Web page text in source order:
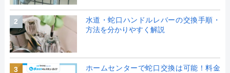
2
水道・蛇口ハンドルレバーの交換手順・
方法を分かりやすく解説
3
ホームセンターで蛇口交換は可能！料金